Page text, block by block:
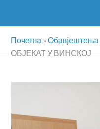
Почетна »Обавјештења
ОБЈЕКАТ У ВИНСКОЈ